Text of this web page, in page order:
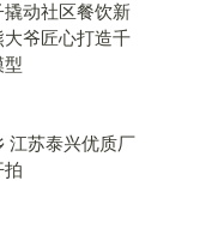
撬动社区餐饮新
大爷匠心打造千
型
江苏泰兴优质厂
拍